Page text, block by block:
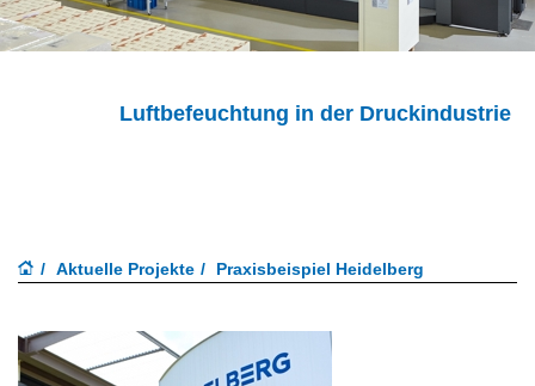
Luftbefeuchtung in der Druckindustrie
Aktuelle Projekte Praxisbeispiel Heidelberg